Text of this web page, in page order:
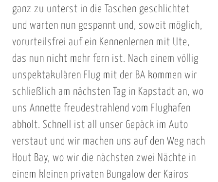
ganz zu unterst in die Taschen geschlichtet
und warten nun gespannt und, soweit möglich,
vorurteilsfrei auf ein Kennenlernen mit Ute,
das nun nicht mehr fern ist. Nach einem völlig
unspektakulären Flug mit der BA kommen wir
schließlich am nächsten Tag in Kapstadt an, wo
uns Annette freudestrahlend vom Flughafen
abholt. Schnell ist all unser Gepäck im Auto
verstaut und wir machen uns auf den Weg nach
Hout Bay, wo wir die nächsten zwei Nächte in
einem kleinen privaten Bungalow der Kairos